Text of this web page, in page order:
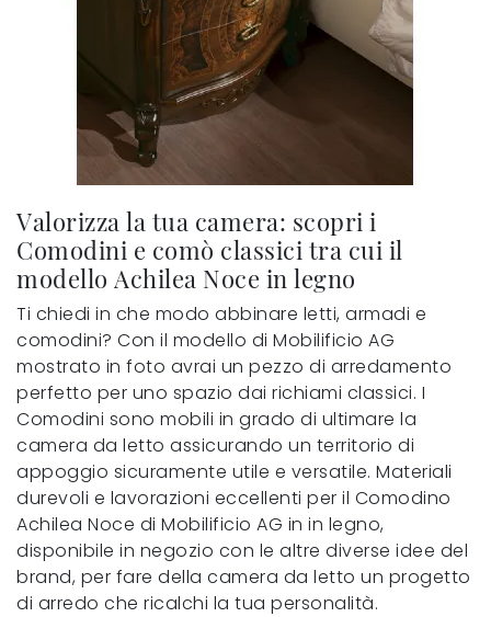
Valorizza la tua camera: scopri i
Comodini e comò classici tra cui il
modello Achilea Noce in legno
Ti chiedi in che modo abbinare letti, armadi e
comodini? Con il modello di Mobilificio AG
mostrato in foto avrai un pezzo di arredamento
perfetto per uno spazio dai richiami classici. I
Comodini sono mobili in grado di ultimare la
camera da letto assicurando un territorio di
appoggio sicuramente utile e versatile. Materiali
durevoli e lavorazioni eccellenti per il Comodino
Achilea Noce di Mobilificio AG in in legno,
disponibile in negozio con le altre diverse idee del
brand, per fare della camera da letto un progetto
di arredo che ricalchi la tua personalità.